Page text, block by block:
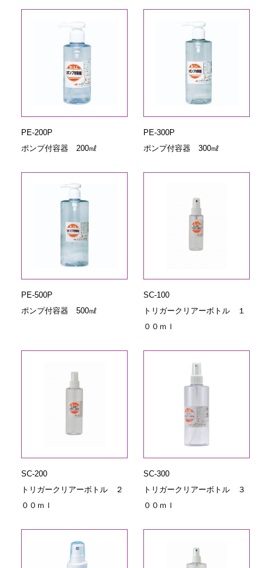
PE-200P
ポンプ付容器 200㎖
PE-300P
ポンプ付容器 300㎖
PE-500P
ポンプ付容器 500㎖
SC-100
トリガークリアーボトル １
００ｍｌ
SC-200
トリガークリアーボトル ２
００ｍｌ
SC-300
トリガークリアーボトル ３
００ｍｌ